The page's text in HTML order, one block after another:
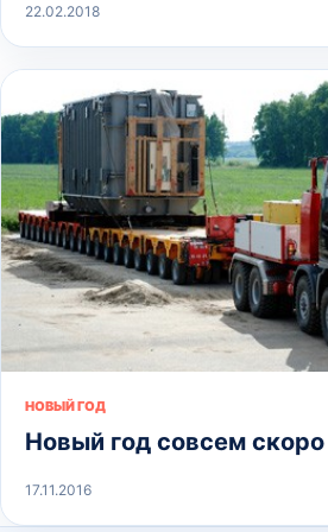
22.02.2018
НОВЫЙ ГОД
Новый год совсем скоро
17.11.2016